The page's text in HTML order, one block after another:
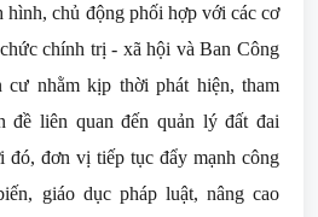
hình, chủ động phối hợp với các cơ
chính trị - xã hội và Ban Công
nhằm kịp thời phát hiện, tham
đề liên quan đến quản lý đất đai
đó, đơn vị tiếp tục đẩy mạnh công
giáo dục pháp luật, nâng cao